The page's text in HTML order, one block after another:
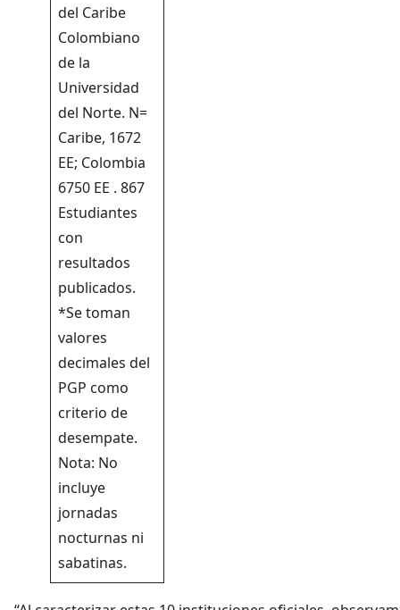
del Caribe
Colombiano
de la
Universidad
del Norte. N=
Caribe, 1672
EE; Colombia
6750 EE . 867
Estudiantes
con
resultados
publicados.
*Se toman
valores
decimales del
PGP como
criterio de
desempate.
Nota: No
incluye
jornadas
nocturnas ni
sabatinas.